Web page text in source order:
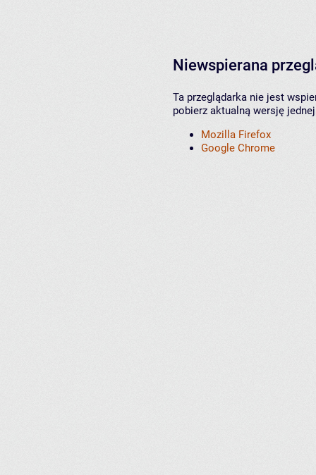
Niewspierana
Ta przeglądarka nie jest
pobierz aktualną wersję
Mozilla Firefox
Google Chrome